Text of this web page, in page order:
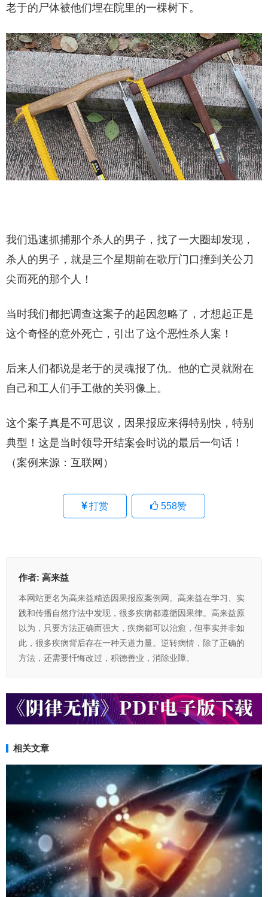
老于的尸体被他们埋在院里的一棵树下。
我们迅速抓捕那个杀人的男子，找了一大圈却发现，
杀人的男子，就是三个星期前在歌厅门口撞到关公刀
尖而死的那个人！
当时我们都把调查这案子的起因忽略了，才想起正是
这个奇怪的意外死亡，引出了这个恶性杀人案！
后来人们都说是老于的灵魂报了仇。他的亡灵就附在
自己和工人们手工做的关羽像上。
这个案子真是不可思议，因果报应来得特别快，特别
典型！这是当时领导开结案会时说的最后一句话！
（案例来源：互联网）
打赏 558赞
作者: 高来益
本网站更名为高来益精选因果报应案例网。高来益在学习、实
践和传播自然疗法中发现，很多疾病都遵循因果律。高来益原
以为，只要方法正确而强大，疾病都可以治愈，但事实并非如
此，很多疾病背后存在一种天道力量。逆转病情，除了正确的
方法，还需要忏悔改过，积德善业，消除业障。
相关文章